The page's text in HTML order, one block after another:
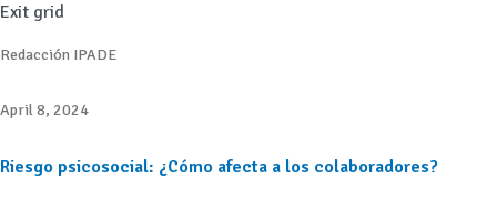
Exit grid
Redacción IPADE
April 8, 2024
Riesgo psicosocial: ¿Cómo afecta a los colaboradores?